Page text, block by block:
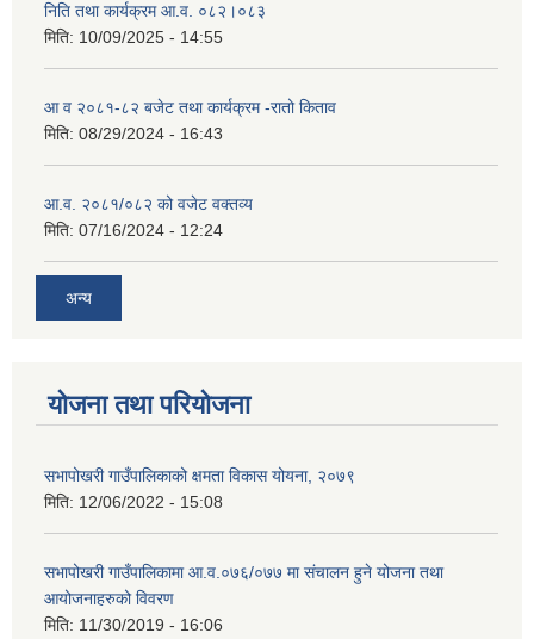
निति तथा कार्यक्रम आ.व. ०८२।०८३
मिति: 10/09/2025 - 14:55
आ व २०८१-८२ बजेट तथा कार्यक्रम -रातो किताव
मिति: 08/29/2024 - 16:43
आ.व. २०८१/०८२ को वजेट वक्तव्य
मिति: 07/16/2024 - 12:24
अन्य
योजना तथा परियोजना
सभापोखरी गाउँपालिकाको क्षमता विकास योयना, २०७९
मिति: 12/06/2022 - 15:08
सभापोखरी गाउँपालिकामा आ.व.०७६/०७७ मा संचालन हुने योजना तथा
आयोजनाहरुको विवरण
मिति: 11/30/2019 - 16:06